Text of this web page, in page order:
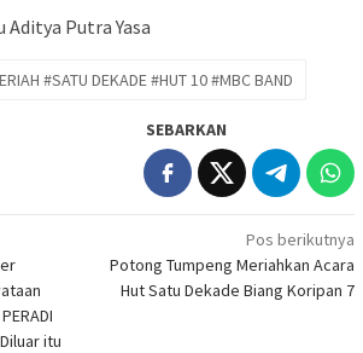
Aditya Putra Yasa
#SATU DEKADE #HUT 10 #MBC BAND
SEBARKAN
itu
Pos berikutnya
Potong Tumpeng Meriahkan Acara
Hut Satu Dekade Biang Koripan 7